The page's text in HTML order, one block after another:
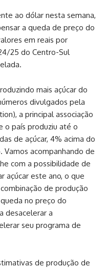
ao dólar nesta semana,
a queda de preço do
em reais por
25 do Centro-Sul
mais açúcar do
divulgados pela
a principal associação
o país produziu até o
de açúcar, 4% acima do
acompanhando de
com a possibilidade de
açúcar este ano, o que
de produção
no preço do
desacelerar a
seu programa de
de produção de